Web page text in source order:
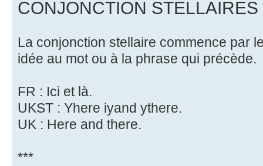
CONJONCTION STELLAIRES
La conjonction stellaire commence par
idée au mot ou à la phrase qui précède.
FR : Ici et là.
UKST : Yhere iyand ythere.
UK : Here and there.
***